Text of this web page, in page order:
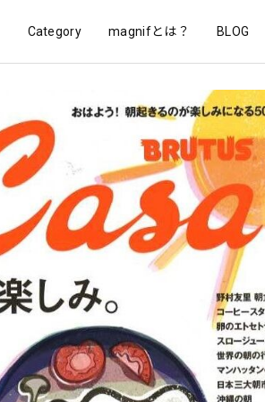
Category magnifとは？ BLOG